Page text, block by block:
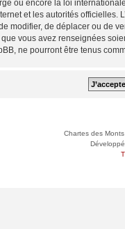
ou encore la loi
et les autorités
modifier, de déplacer ou de
vous avez renseignées
ne pourront être tenus
Chartes des